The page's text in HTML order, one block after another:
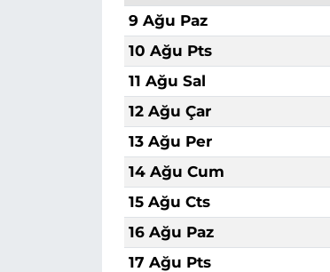
9 Ağu Paz
10 Ağu Pts
11 Ağu Sal
12 Ağu Çar
13 Ağu Per
14 Ağu Cum
15 Ağu Cts
16 Ağu Paz
17 Ağu Pts